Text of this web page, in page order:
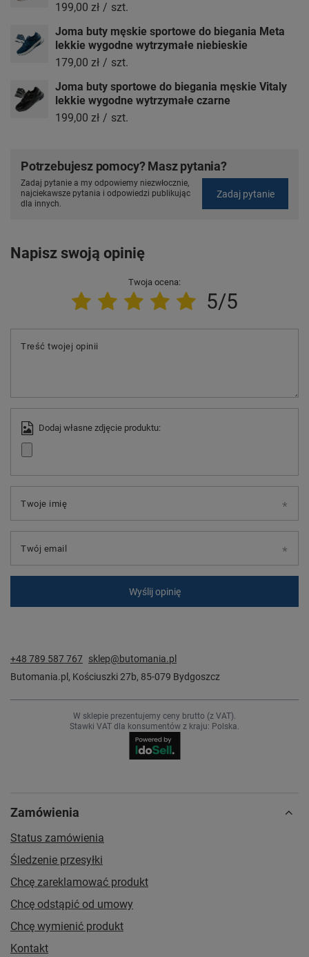
199,00 zł / szt.
Joma buty męskie sportowe do biegania Meta
lekkie wygodne wytrzymałe niebieskie
179,00 zł / szt.
Joma buty sportowe do biegania męskie Vitaly
lekkie wygodne wytrzymałe czarne
199,00 zł / szt.
Potrzebujesz pomocy? Masz pytania?
Zadaj pytanie a my odpowiemy niezwłocznie,
najciekawsze pytania i odpowiedzi publikując
dla innych.
Zadaj pytanie
Napisz swoją opinię
Twoja ocena:
5/5
Treść twojej opinii
Dodaj własne zdjęcie produktu:
Twoje imię
Twój email
Wyślij opinię
+48 789 587 767 sklep@butomania.pl
Butomania.pl , Kościuszki 27b, 85-079 Bydgoszcz
W sklepie prezentujemy ceny brutto (z VAT).
Stawki VAT dla konsumentów z kraju: Polska.
Zamówienia
Status zamówienia
Śledzenie przesyłki
Chcę zareklamować produkt
Chcę odstąpić od umowy
Chcę wymienić produkt
Kontakt